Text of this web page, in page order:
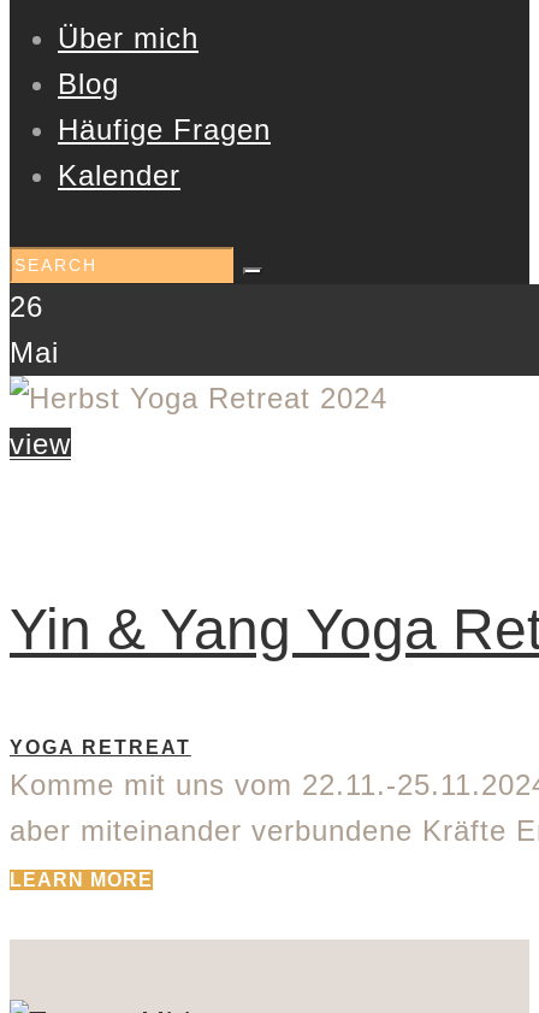
Über mich
Blog
Häufige Fragen
Kalender
26
Mai
view
Yin & Yang Yoga
YOGA RETREAT
Komme mit uns vom 22.11.-
aber miteinander verbundene Kräfte
LEARN MORE